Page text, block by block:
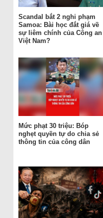
Scandal bắt 2 nghi phạm
Samoa: Bài học đắt giá về
sự liêm chính của Công an
Việt Nam?
Mức phạt 30 triệu: Bóp
nghẹt quyền tự do chia sẻ
thông tin của công dân